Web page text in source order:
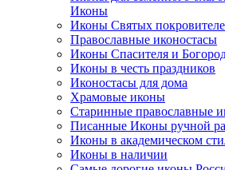
Иконы
Иконы Святых
Православные иконостасы
Иконы Спасителя и
Иконы в честь праздников
Иконостасы для дома
Храмовые иконы
Старинные православные
Писанные Иконы ручной
Иконы в академическом
Иконы в наличии